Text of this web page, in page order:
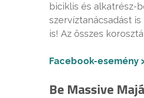
biciklis és alkatrész-
szervíztanácsadást
is! Az összes
Facebook-esemény
Be Massive